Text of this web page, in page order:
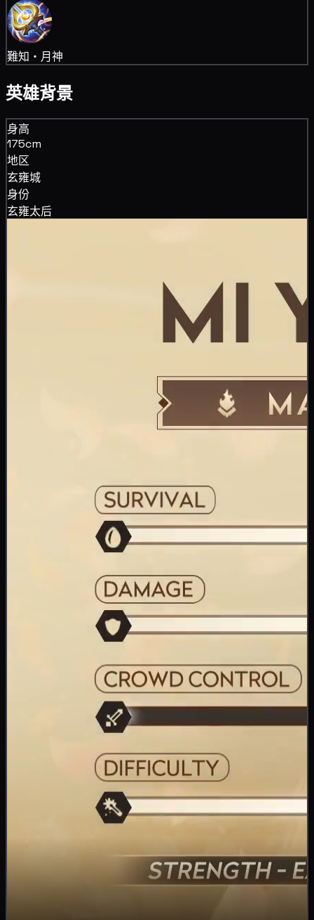
難知・月神
英雄背景
身高
175cm
地区
玄雍城
身份
玄雍太后